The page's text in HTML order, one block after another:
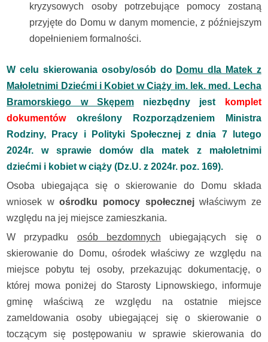
kryzysowych osoby potrzebujące pomocy zostaną
przyjęte do Domu w danym momencie, z późniejszym
dopełnieniem formalności.
W celu skierowania osoby/osób do Domu dla Matek z
Małoletnimi Dziećmi i Kobiet w Ciąży im. lek. med. Lecha
Bramorskiego w Skępemniezbędny jest komplet
dokumentówokreślony Rozporządzeniem Ministra
Rodziny, Pracy i Polityki Społecznej z dnia 7 lutego
2024r. w sprawie domów dla matek z małoletnimi
dziećmi i kobiet w ciąży (Dz.U. z 2024r. poz. 169).
Osoba ubiegająca się o skierowanie do Domu składa
wniosek wośrodku pomocy społecznejwłaściwym ze
względu na jej miejsce zamieszkania.
W przypadku osób bezdomnych ubiegających się o
skierowanie do Domu, ośrodek właściwy ze względu na
miejsce pobytu tej osoby, przekazując dokumentację, o
której mowa poniżej do Starosty Lipnowskiego, informuje
gminę właściwą ze względu na ostatnie miejsce
zameldowania osoby ubiegającej się o skierowanie o
toczącym się postępowaniu w sprawie skierowania do